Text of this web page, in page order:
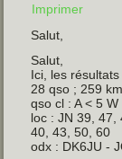
Imprimer
Salut,
Salut,
Ici, les
28 qso ; 259
qso cl : A < 5
loc : JN 39, 47,
40, 43, 50, 60
odx : DK6JU -